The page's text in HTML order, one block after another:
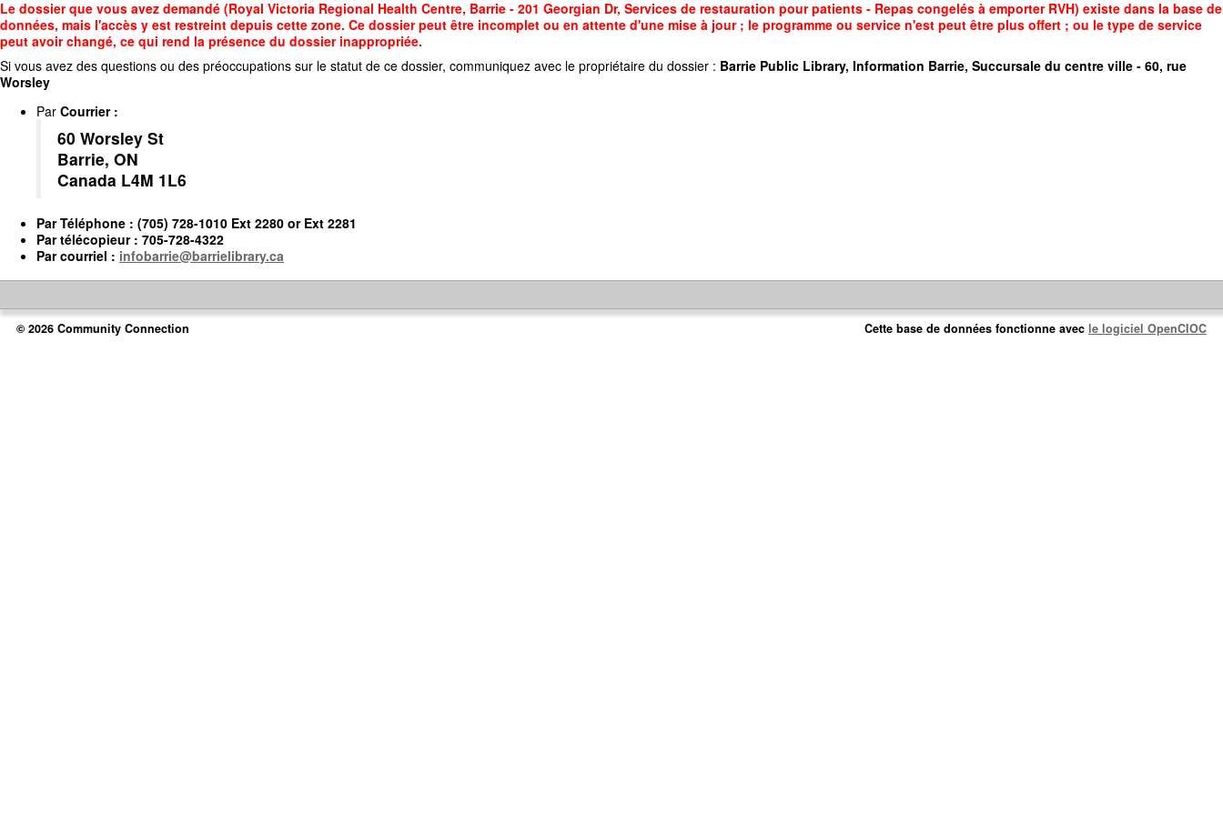
Accédez
au
contenu
principal
Le dossier que vous avez demandé (Royal Victoria Regional Health Centre, Barrie - 201 Georgian Dr, Services de restauration pour patients - Repas congelés à emporter RVH) existe dans la base de
données, mais l'accès y est restreint depuis cette zone. Ce dossier peut être incomplet ou en attente d'une mise à jour ; le programme ou service n'est peut être plus offert ; ou le type de service
peut avoir changé, ce qui rend la présence du dossier inappropriée.
Si vous avez des questions ou des préoccupations sur le statut de ce dossier, communiquez avec le propriétaire du dossier : Barrie Public Library, Information Barrie, Succursale du centre ville - 60, rue
Worsley
Par Courrier:
60 Worsley St
Barrie, ON
Canada L4M 1L6
ParTéléphone : (705) 728-1010 Ext 2280 or Ext 2281
Partélécopieur: 705-728-4322
Parcourriel : infobarrie@barrielibrary.ca
© 2026 Community Connection Cette base de données fonctionne avec le logiciel OpenCIOC